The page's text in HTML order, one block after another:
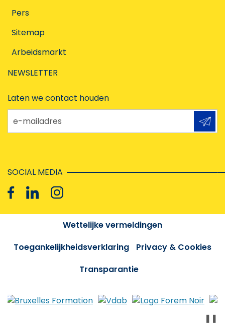
Pers
Sitemap
Arbeidsmarkt
NEWSLETTER
Laten we contact houden
e-mailadres
SOCIAL MEDIA
Wettelijke vermeldingen
Toegankelijkheidsverklaring
Privacy & Cookies
Transparantie
❚❚